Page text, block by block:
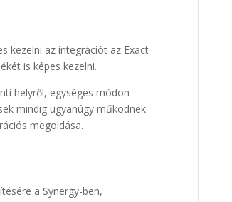
kezelni az integrációt az Exact
is képes kezelni.
helyről, egységes módon
mindig ugyanúgy működnek.
megoldása.
a Synergy-ben,